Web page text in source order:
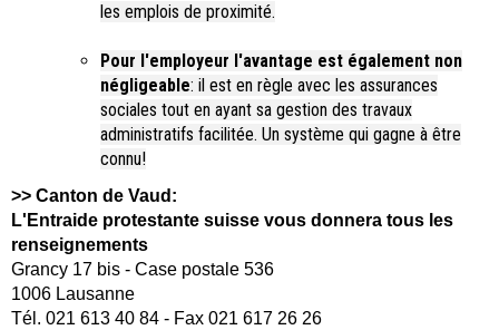
les emplois de proximité.
Pour l'employeur l'avantage est également non
négligeable: il est en règle avec les assurances
sociales tout en ayant sa gestion des travaux
administratifs facilitée. Un système qui gagne à être
connu!
>> Canton de Vaud:
L'Entraide protestante suisse vous donnera tous les
renseignements
Grancy 17 bis - Case postale 536
1006 Lausanne
Tél. 021 613 40 84 - Fax 021 617 26 26